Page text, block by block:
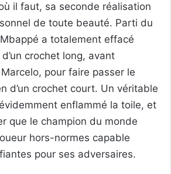
il faut, sa seconde réalisation
de toute beauté. Parti du
a totalement effacé
crochet long, avant
Marcelo, pour faire passer le
d’un crochet court. Un véritable
enflammé la toile, et
que le champion du monde
hors-normes capable
pour ses adversaires.